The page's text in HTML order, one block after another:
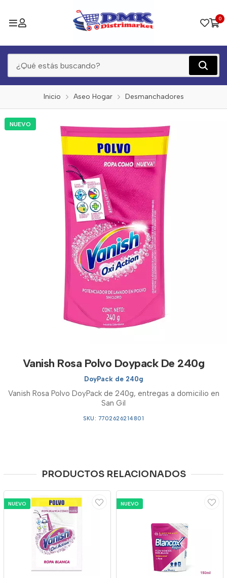
0
Inicio Aseo Hogar Desmanchadores
NUEVO
Vanish Rosa Polvo Doypack De 240g
DoyPack de 240g
Vanish Rosa Polvo DoyPack de 240g, entregas a domicilio en
San Gil
SKU: 7702626214801
PRODUCTOS RELACIONADOS
NUEVO NUEVO